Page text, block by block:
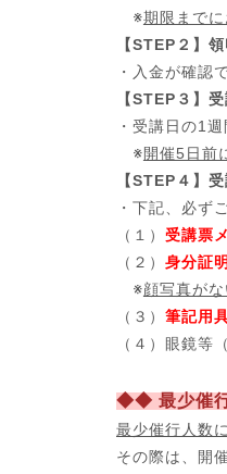
※期限まで
【STEP２】
・入金が確認
【STEP３】
・受講日の1
※開催5日前
【STEP４】
・下記、必ず
（１） 受講票
（２） 身分証
※顔写真が
（３） 筆記用
（４）眼鏡等
◆◆ 最少催
最少催行人数
その際は、開